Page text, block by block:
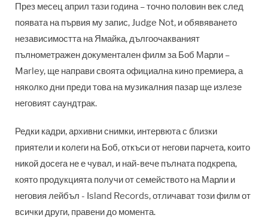
През месец април тази година – точно половин век след
появата на първия му запис, Judge Not, и обявяването
независимостта на Ямайка, дългоочакваният
пълнометражен документален филм за Боб Марли –
Marley, ще направи своята официална кино премиера, а
няколко дни преди това на музикалния пазар ще излезе
неговият саундтрак.
Редки кадри, архивни снимки, интервюта с близки
приятели и колеги на Боб, откъси от негови парчета, които
никой досега не е чувал, и най-вече пълната подкрепа,
която продукцията получи от семейството на Марли и
неговия лейбъл - Island Records, отличават този филм от
всички други, правени до момента.